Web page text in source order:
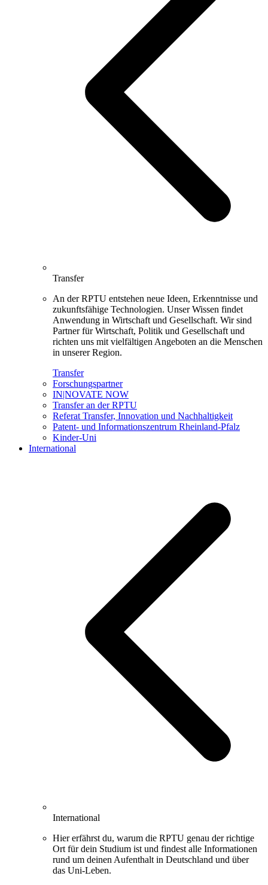
Transfer
An der RPTU entstehen neue Ideen, Erkenntnisse und
zukunftsfähige Technologien. Unser Wissen findet
Anwendung in Wirtschaft und Gesellschaft. Wir sind
Partner für Wirtschaft, Politik und Gesellschaft und
richten uns mit vielfältigen Angeboten an die Menschen
in unserer Region.
Transfer
Forschungspartner
IN|NOVATE NOW
Transfer an der RPTU
Referat Transfer, Innovation und Nachhaltigkeit
Patent- und Informationszentrum Rheinland-Pfalz
Kinder-Uni
International
International
Hier erfährst du, warum die RPTU genau der richtige
Ort für dein Studium ist und findest alle Informationen
rund um deinen Aufenthalt in Deutschland und über
das Uni-Leben.